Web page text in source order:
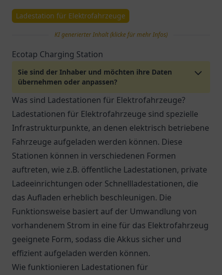
Ladestation für Elektrofahrzeuge
KI generierter Inhalt (klicke für mehr Infos)
Ecotap Charging Station
Sie sind der Inhaber und möchten ihre Daten
übernehmen oder anpassen?
Was sind Ladestationen für Elektrofahrzeuge?
Ladestationen für Elektrofahrzeuge sind spezielle
Infrastrukturpunkte, an denen elektrisch betriebene
Fahrzeuge aufgeladen werden können. Diese
Stationen können in verschiedenen Formen
auftreten, wie z.B. öffentliche Ladestationen, private
Ladeeinrichtungen oder Schnellladestationen, die
das Aufladen erheblich beschleunigen. Die
Funktionsweise basiert auf der Umwandlung von
vorhandenem Strom in eine für das Elektrofahrzeug
geeignete Form, sodass die Akkus sicher und
effizient aufgeladen werden können.
Wie funktionieren Ladestationen für